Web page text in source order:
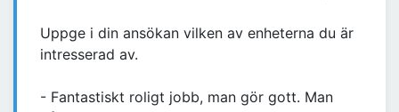
Uppge i din ansökan vilken av enheterna du är
intresserad av.
- Fantastiskt roligt jobb, man gör gott. Man